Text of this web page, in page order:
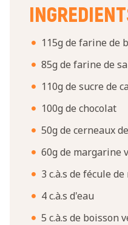
115g de farine de
85g de farine de
110g de sucre de
100g de chocolat
50g de cerneaux
60g de margarine
3 c.à.s de fécule de
4 c.à.s d'eau
5 c.à.s de boisson